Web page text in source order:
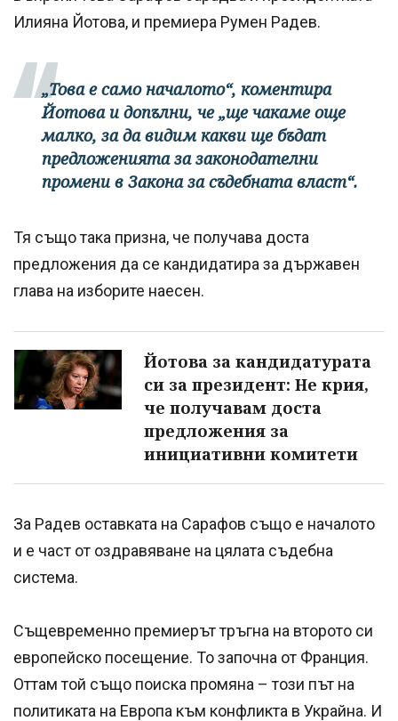
Илияна Йотова, и премиера Румен Радев.
„Това е само началото“, коментира
Йотова и допълни, че „ще чакаме още
малко, за да видим какви ще бъдат
предложенията за законодателни
промени в Закона за съдебната власт“.
Тя също така призна, че получава доста
предложения да се кандидатира за държавен
глава на изборите наесен.
Йотова за кандидатурата
си за президент: Не крия,
че получавам доста
предложения за
инициативни комитети
За Радев оставката на Сарафов също е началото
и е част от оздравяване на цялата съдебна
система.
Същевременно премиерът тръгна на второто си
европейско посещение. То започна от Франция.
Оттам той също поиска промяна – този път на
политиката на Европа към конфликта в Украйна. И